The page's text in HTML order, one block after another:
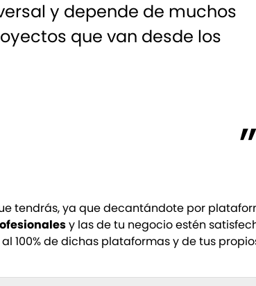
y depende de muchos
que van desde los
tendrás, ya que decantándote por
y las de tu negocio estén
100% de dichas plataformas y de tus